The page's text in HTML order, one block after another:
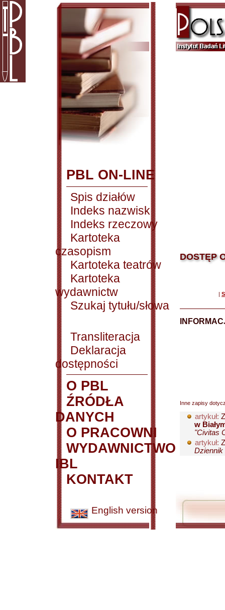
PBL ON-LINE
Spis działów
Indeks nazwisk
Indeks rzeczowy
Kartoteka
czasopism
Kartoteka teatrów
Kartoteka
wydawnictw
Szukaj tytułu/słowa
Transliteracja
Deklaracja
dostępności
O PBL
ŹRÓDŁA
DANYCH
O PRACOWNI
WYDAWNICTWO
IBL
KONTAKT
English version
DOSTĘP
|
Inne zapisy
artykuł:
w
"Civitas
artykuł:
Dziennik